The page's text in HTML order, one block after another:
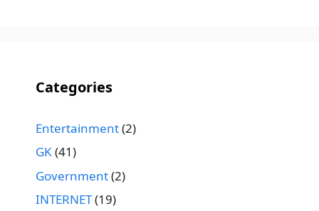
Categories
Entertainment(2)
GK(41)
Government(2)
INTERNET(19)